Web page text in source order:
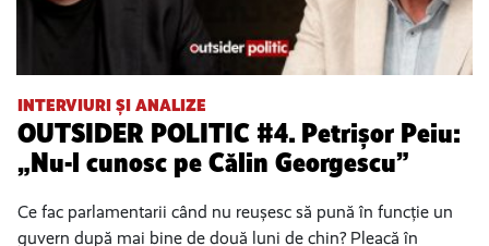
INTERVIURI ȘI ANALIZE
OUTSIDER POLITIC #4. Petrișor Peiu:
„Nu-l cunosc pe Călin Georgescu”
Ce fac parlamentarii când nu reușesc să pună în funcție un
guvern după mai bine de două luni de chin? Pleacă în